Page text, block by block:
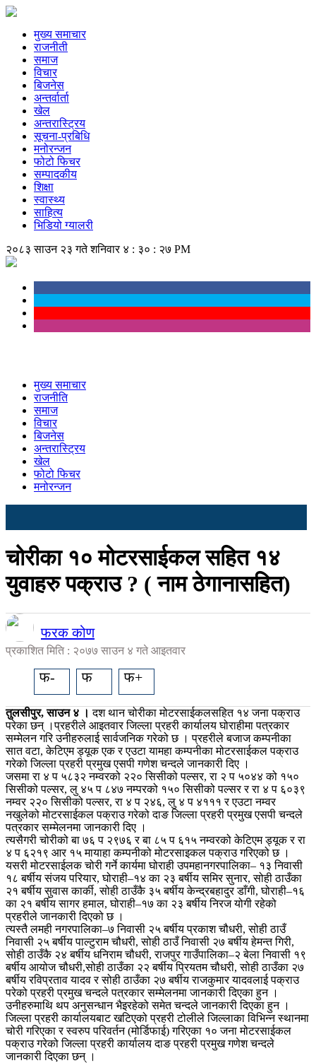
मुख्य समाचार
राजनीती
समाज
विचार
बिजनेस
अन्तर्वार्ता
खेल
अन्तरास्ट्रिय
सूचना-प्रबिधि
मनोरन्जन
फोटो फिचर
सम्पादकीय
शिक्षा
स्वास्थ्य
साहित्य
भिडियो ग्यालरी
२०८३ साउन २३ गते शनिवार ४ : ३० : २७ PM
मुख्य समाचार
राजनीति
समाज
विचार
बिजनेस
अन्तरास्ट्रिय
खेल
फोटो फिचर
मनोरन्जन
चोरीका १० मोटरसाईकल सहित १४
युवाहरु पक्राउ ? ( नाम ठेगानासहित)
फरक कोण
प्रकाशित मिति : २०७७ साउन ४ गते आइतवार
फ- फ फ+
तुलसीपुर, साउन ४ । दश थान चोरीका मोटरसाईकलसहित १४ जना पक्राउ
परेका छन् ।प्रहरीले आइतवार जिल्ला प्रहरी कार्यालय घोराहीमा पत्रकार
सम्मेलन गरि उनीहरुलाई सार्वजनिक गरेको छ । प्रहरीले बजाज कम्पनीका
सात वटा, केटिएम ड्यूक एक र एउटा यामहा कम्पनीका मोटरसाईकल पक्राउ
गरेको जिल्ला प्रहरी प्रमुख एसपी गणेश चन्दले जानकारी दिए ।
जसमा रा ४ प ५८३२ नम्वरको २२० सिसीको पल्सर, रा २ प ५०४४ को १५०
सिसीको पल्सर, लु ४५ प ८४७ नम्परको १५० सिसीको पल्सर र रा ४ प ६०३९
नम्वर २२० सिसीको पल्सर, रा ४ प २४६, लु ४ प ४१११ र एउटा नम्वर
नखुलेको मोटरसाईकल पक्राउ गरेको दाङ जिल्ला प्रहरी प्रमुख एसपी चन्दले
पत्रकार सम्मेलनमा जानकारी दिए ।
त्यसैगरी चोरीको बा ७६ प २९७६ र बा ८५ प ६१५ नम्वरको केटिएम ड्यूक र रा
४ प ६२१९ आर १५ मायाहा कम्पनीको मोटरसाइकल पक्राउ गरिएको छ ।
यसरी मोटरसाईलक चोरी गर्ने कार्यमा घोराही उपमहानगरपालिका– १३ निवासी
१८ बर्षीय संजय परियार, घोराही–१४ का २३ बर्षीय समिर सुनार, सोही ठाउँका
२१ बर्षीय सुवास कार्की, सोही ठाउँकै ३५ बर्षीय केन्द्रबहादुर डाँगी, घोराही–१६
का २१ बर्षीय सागर हमाल, घोराही–१७ का २३ बर्षीय निरज योगी रहेको
प्रहरीले जानकारी दिएको छ ।
त्यस्तै लमही नगरपालिका–७ निवासी २५ बर्षीय प्रकाश चौधरी, सोही ठाउँ
निवासी २५ बर्षीय पाल्टुराम चौधरी, सोही ठाउँ निवासी २७ बर्षीय हेमन्त गिरी,
सोही ठाउँकै २४ बर्षीय धनिराम चौधरी, राजपुर गाउँपालिका–२ बेला निवासी १९
बर्षीय आयोज चौधरी,सोही ठाउँका २२ बर्षीय प्रियतम चौधरी, सोही ठाउँका २७
बर्षीय रविप्रताव यादव र सोही ठाउँका २७ बर्षीय राजकुमार यादवलाई पक्राउ
परेको प्रहरी प्रमुख चन्दले पत्रकार सम्मेलनमा जानकारी दिएका हुन ।
उनीहरुमाथि थप अनुसन्धान भैइरहेको समेत चन्दले जानकारी दिएका हुन ।
जिल्ला प्रहरी कार्यालयबाट खटिएको प्रहरी टोलीले जिल्लाका विभिन्न स्थानमा
चोरी गरिएका र स्वरुप परिवर्तन (मोर्डिफाई) गरिएका १० जना मोटरसाईकल
पक्राउ गरेको जिल्ला प्रहरी कार्यालय दाङ प्रहरी प्रमुख गणेश चन्दले
जानकारी दिएका छन् ।